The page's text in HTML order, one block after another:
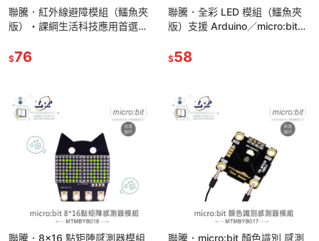
聯騰．紅外線避障模組（鱷魚夾
版）・課綱生活科技應用首選・
$76
聯騰．全彩 LED 模組（鱷魚夾
版）支援 Arduino／micro:bit・
快速實驗
$58
聯騰．8×16 點矩陣感測器模組
聯騰．micro:bit 顏色識別 感測